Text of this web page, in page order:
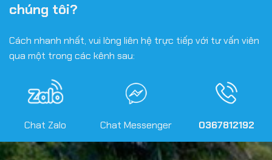
chúng tôi?
Cách nhanh nhất, vui lòng liên hệ trực tiếp với tư vấn viên
qua một trong các kênh sau:
Chat Zalo Chat Messenger 0367812192